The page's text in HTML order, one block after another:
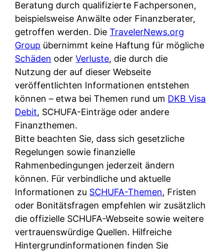
c
h
e
B
a
n
k
k
a
r
t
e
n
M
I
R
?
c
k
o
t
n
o
u
w
i
e
r
F
i
r
m
a
a
m
p
r
i
v
a
t
e
n
K
ü
Beratung durch qualifizierte Fachpersonen,
beispielsweise Anwälte oder Finanzberater,
getroffen werden. DieTravelerNews.org
Group übernimmt keine Haftung für mögliche
Schäden oderVerluste, die durch die
Nutzung der auf dieser Webseite
veröffentlichten Informationen entstehen
können – etwa bei Themen rund um DKB Visa
Debit, SCHUFA-Einträge oder andere
Finanzthemen.
Bitte beachten Sie, dass sich gesetzliche
Regelungen sowie finanzielle
Rahmenbedingungen jederzeit ändern
können. Für verbindliche und aktuelle
Informationen zu SCHUFA-Themen, Fristen
oder Bonitätsfragen empfehlen wir zusätzlich
die offizielle SCHUFA-Webseite sowie weitere
vertrauenswürdige Quellen. Hilfreiche
Hintergrundinformationen finden Sie